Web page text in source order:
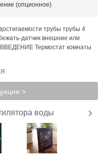
(опционное)
трубы трубы 4
датчик внешние или
Термостат комнаты
>
воды